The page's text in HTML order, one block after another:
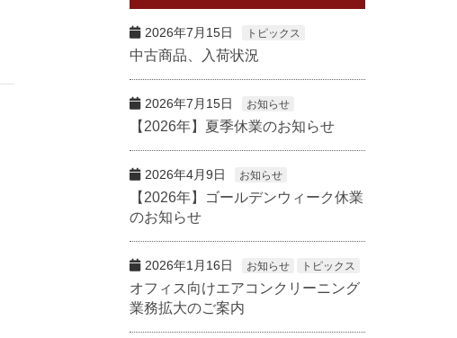
2026年7月15日 トピックス
中古商品、入荷状況
2026年7月15日 お知らせ
【2026年】夏季休業のお知らせ
2026年4月9日 お知らせ
【2026年】ゴールデンウィーク休業
のお知らせ
2026年1月16日 お知らせ トピックス
オフィス向けエアコンクリーニング
業務拡大のご案内